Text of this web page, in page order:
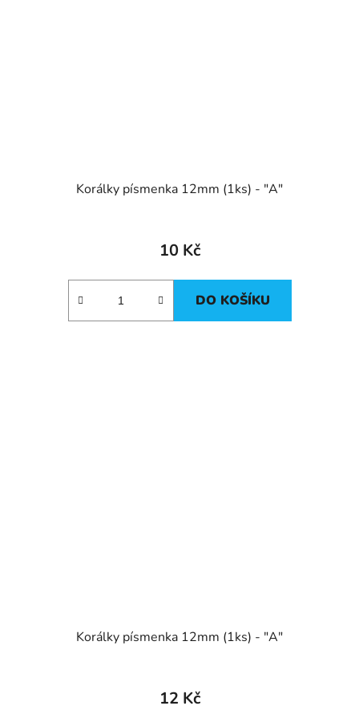
Korálky písmenka 12mm (1ks) - "A"
10 Kč
DO KOŠÍKU
Korálky písmenka 12mm (1ks) - "A"
12 Kč